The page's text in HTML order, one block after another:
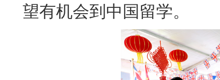
望有机会到中国留学。